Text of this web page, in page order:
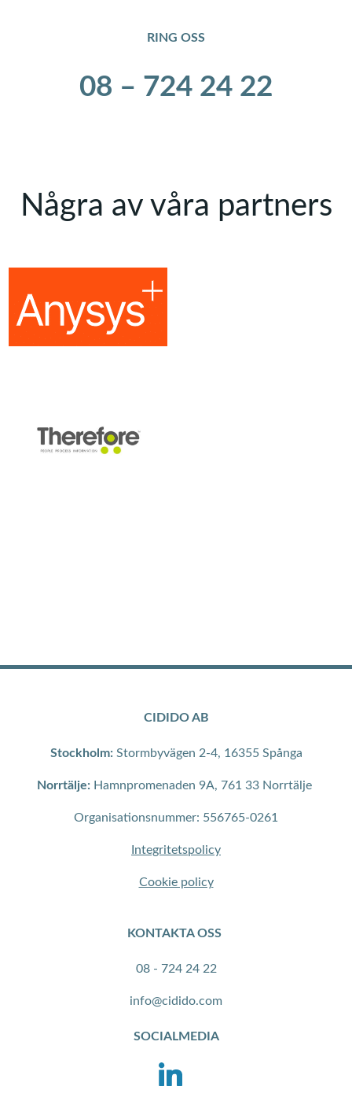
RING OSS
08 – 724 24 22
Några av våra partners
CIDIDO AB
Stockholm: Stormbyvägen 2-4, 16355 Spånga
Norrtälje: Hamnpromenaden 9A, 761 33 Norrtälje
Organisationsnummer: 556765-0261
Integritetspolicy
Cookie policy
KONTAKTA OSS
08 - 724 24 22
info@cidido.com
SOCIALMEDIA